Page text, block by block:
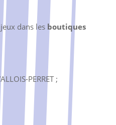
dans les boutiques
PERRET ;